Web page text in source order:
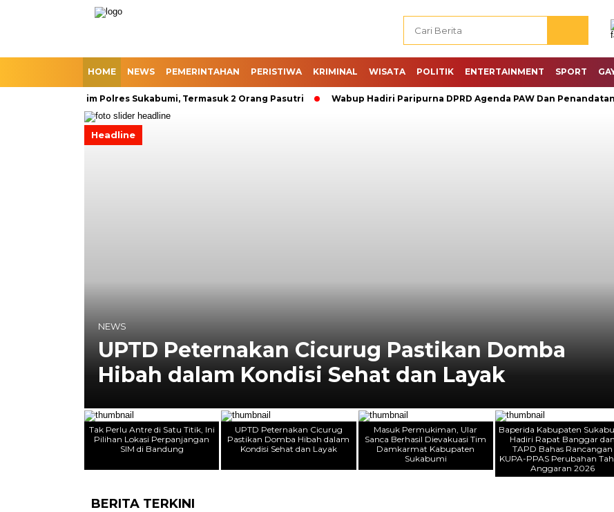
HOME NEWS PEMERINTAHAN PERISTIWA KRIMINAL WISATA POLITIK ENTERTAINMENT SPORT
Satreskrim Polres Sukabumi, Termasuk 2 Orang Pasutri Wabup Hadiri Paripurna DPRD Agenda PAW Dan
Headline
NEWS
UPTD Peternakan Cicurug Pastikan Domba
Hibah dalam Kondisi Sehat dan Layak
Tak Perlu Antre di Satu Titik, Ini
Pilihan Lokasi Perpanjangan
SIM di Bandung
UPTD Peternakan Cicurug
Pastikan Domba Hibah dalam
Kondisi Sehat dan Layak
Masuk Permukiman, Ular
Sanca Berhasil Dievakuasi Tim
Damkarmat Kabupaten
Sukabumi
Baperida Kabupaten
Hadiri Rapat Banggar dan
TAPD Bahas Rancangan
KUPA-PPAS Perubahan
Anggaran 2026
BERITA TERKINI